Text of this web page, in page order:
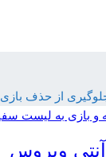
از حذف بازی
ویروس